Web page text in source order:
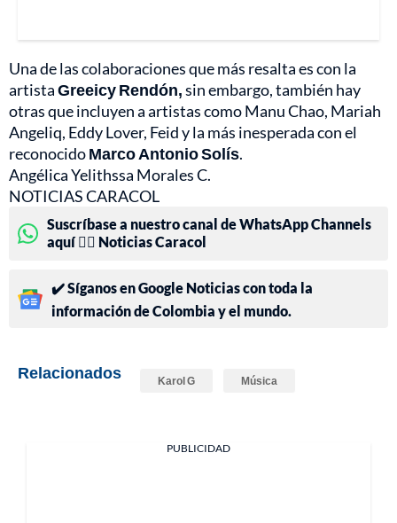
Una de las colaboraciones que más resalta es con la
artistaGreeicy Rendón,sin embargo, también hay
otras que incluyen a artistas como Manu Chao, Mariah
Angeliq, Eddy Lover, Feid y la más inesperada con el
reconocidoMarco Antonio Solís.
Angélica Yelithssa Morales C.
NOTICIAS CARACOL
Suscríbase a nuestro canal de WhatsApp Channels
aquí 👉🏻 Noticias Caracol
✔️ Síganos en Google Noticias con toda la
información de Colombia y el mundo.
Relacionados Karol G Música
PUBLICIDAD